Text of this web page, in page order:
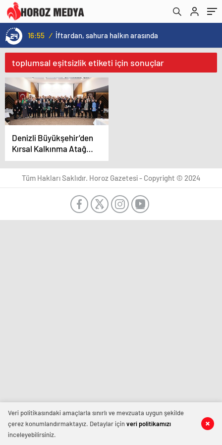
16:55 / İftardan, sahura halkın arasında
toplumsal eşitsizlik etiketi için sonuçlar
Denizli Büyükşehir’den
Kırsal Kalkınma Atağı:
Tersine Göç
Hedefleniyor!
Tüm Hakları Saklıdır. Horoz Gazetesi - Copyright © 2024
Veri politikasındaki amaçlarla sınırlı ve mevzuata uygun şekilde
çerez konumlandırmaktayız. Detaylar içinveri politikamızı
inceleyebilirsiniz.